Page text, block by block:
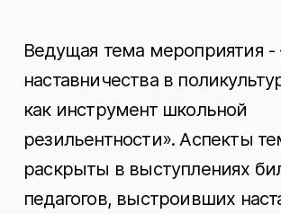
Ведущая тема мероприятия -
наставничества в
как инструмент школьной
резильентности». Аспекты
раскрыты в выступлениях
педагогов, выстроивших